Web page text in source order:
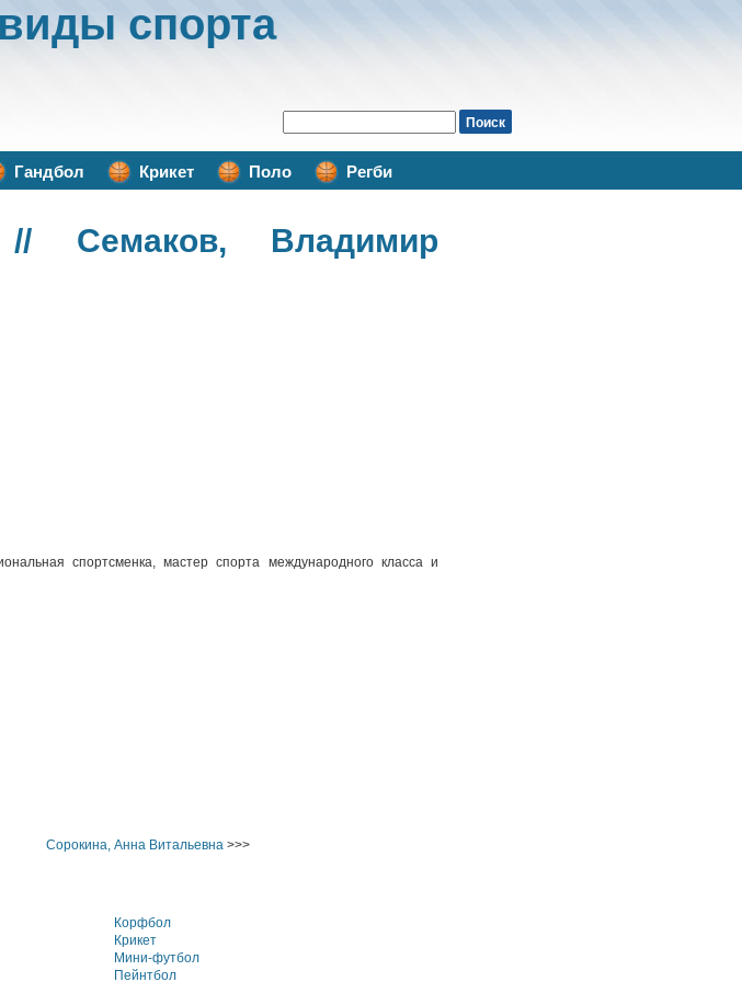
спорта
Гандбол Крикет Поло Регби
Семаков, Владимир
спортсменка, мастер спорта международного класса и
Сорокина, Анна Витальевна>>>
Корфбол
Крикет
Мини-футбол
Пейнтбол